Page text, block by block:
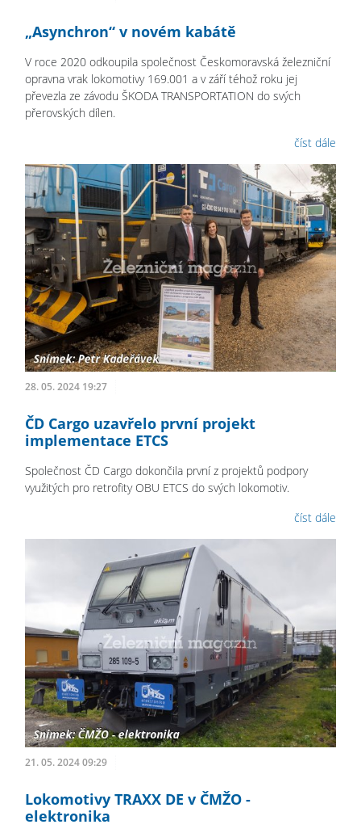
„Asynchron“ v novém kabátě
V roce 2020 odkoupila společnost Českomoravská železniční
opravna vrak lokomotivy 169.001 a v září téhož roku jej
převezla ze závodu ŠKODA TRANSPORTATION do svých
přerovských dílen.
číst dále
28. 05. 2024 19:27
ČD Cargo uzavřelo první projekt
implementace ETCS
Společnost ČD Cargo dokončila první z projektů podpory
využitých pro retrofity OBU ETCS do svých lokomotiv.
číst dále
21. 05. 2024 09:29
Lokomotivy TRAXX DE v ČMŽO -
elektronika